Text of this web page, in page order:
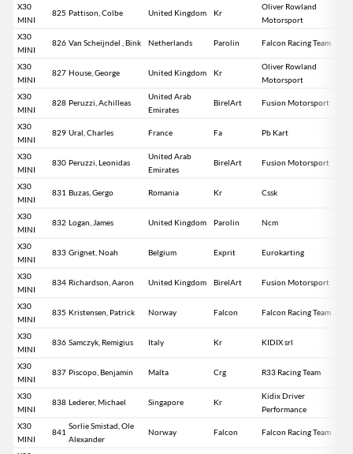
X30
MINI
825 Pattison, Colbe United Kingdom Kr
Oliver Rowland
Motorsport
X30
MINI
826 Van Scheijndel , Bink Netherlands Parolin Falcon Racing Team
X30
MINI
827 House, George United Kingdom Kr
Oliver Rowland
Motorsport
X30
MINI
828 Peruzzi, Achilleas
United Arab
Emirates
BirelArt Fusion Motorsport
X30
MINI
829 Ural, Charles France Fa Pb Kart
X30
MINI
830 Peruzzi, Leonidas
United Arab
Emirates
BirelArt Fusion Motorsport
X30
MINI
831 Buzas, Gergo Romania Kr Cssk
X30
MINI
832 Logan, James United Kingdom Parolin Ncm
X30
MINI
833 Grignet, Noah Belgium Exprit Eurokarting
X30
MINI
834 Richardson, Aaron United Kingdom BirelArt Fusion Motorsport
X30
MINI
835 Kristensen, Patrick Norway Falcon Falcon Racing Team
X30
MINI
836 Samczyk, Remigius Italy Kr KIDIX srl
X30
MINI
837 Piscopo, Benjamin Malta Crg R33 Racing Team
X30
MINI
838 Lederer, Michael Singapore Kr
Kidix Driver
Performance
X30
MINI
841
Sorlie Smistad, Ole
Alexander
Norway Falcon Falcon Racing Team